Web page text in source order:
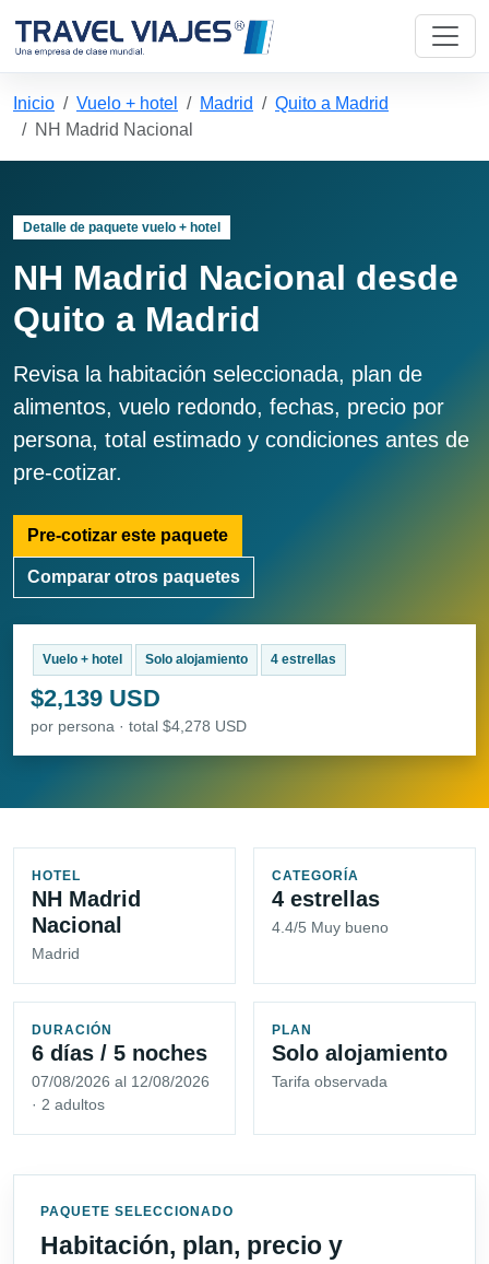
Inicio Vuelo + hotel Madrid
Quito a Madrid
NH Madrid Nacional
Detalle de paquete vuelo + hotel
NH Madrid Nacional desde
Quito a Madrid
Revisa la habitación seleccionada, plan de
alimentos, vuelo redondo, fechas, precio por
persona, total estimado y condiciones antes de
pre-cotizar.
Pre-cotizar este paquete
Comparar otros paquetes
Vuelo + hotel Solo alojamiento 4 estrellas
$2,139 USD
por persona · total $4,278 USD
HOTEL
NH Madrid
Nacional
Madrid
CATEGORÍA
4 estrellas
4.4/5 Muy bueno
DURACIÓN
6 días / 5 noches
07/08/2026 al 12/08/2026
· 2 adultos
PLAN
Solo alojamiento
Tarifa observada
PAQUETE SELECCIONADO
Habitación, plan, precio y